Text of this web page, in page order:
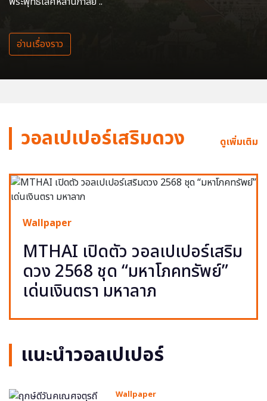
อ่านเรื่องราว
วอลเปเปอร์เสริมดวง ดูเพิ่มเติม
Wallpaper
MTHAI เปิดตัว วอลเปเปอร์เสริม
ดวง 2568 ชุด “มหาโภคทรัพย์”
เด่นเงินตรา มหาลาภ
แนะนำวอลเปเปอร์
Wallpaper